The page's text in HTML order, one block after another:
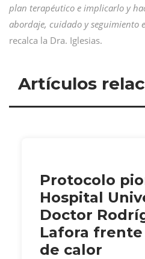
plan terapéutico e implicarlo y
abordaje, cuidado y seguimiento
recalca la Dra. Iglesias.
Artículos
Protocolo
Hospital
Doctor
Lafora frente
de calor